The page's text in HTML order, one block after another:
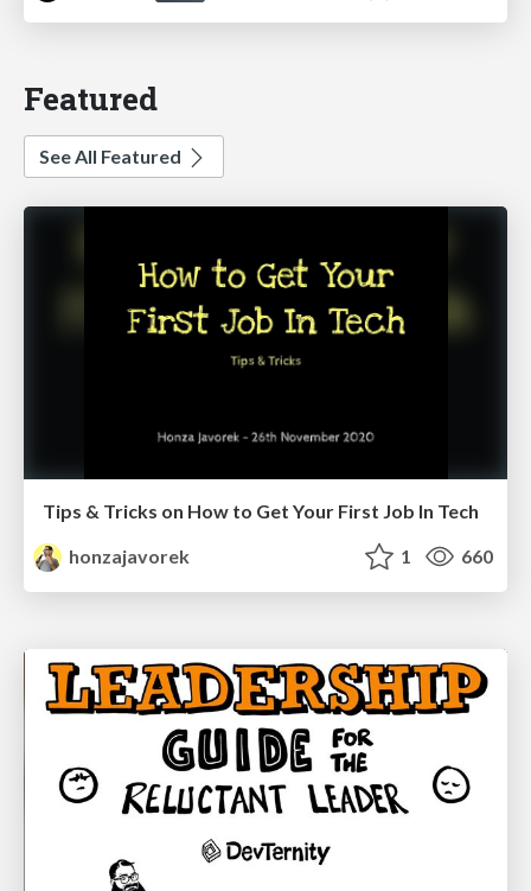
Featured
See All Featured
Tips & Tricks on How to Get Your First Job In Tech
honzajavorek
1 660